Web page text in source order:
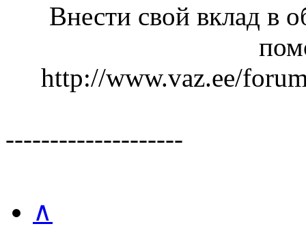
Внести свой вклад в
http://www.vaz.ee/
--------------------
∧